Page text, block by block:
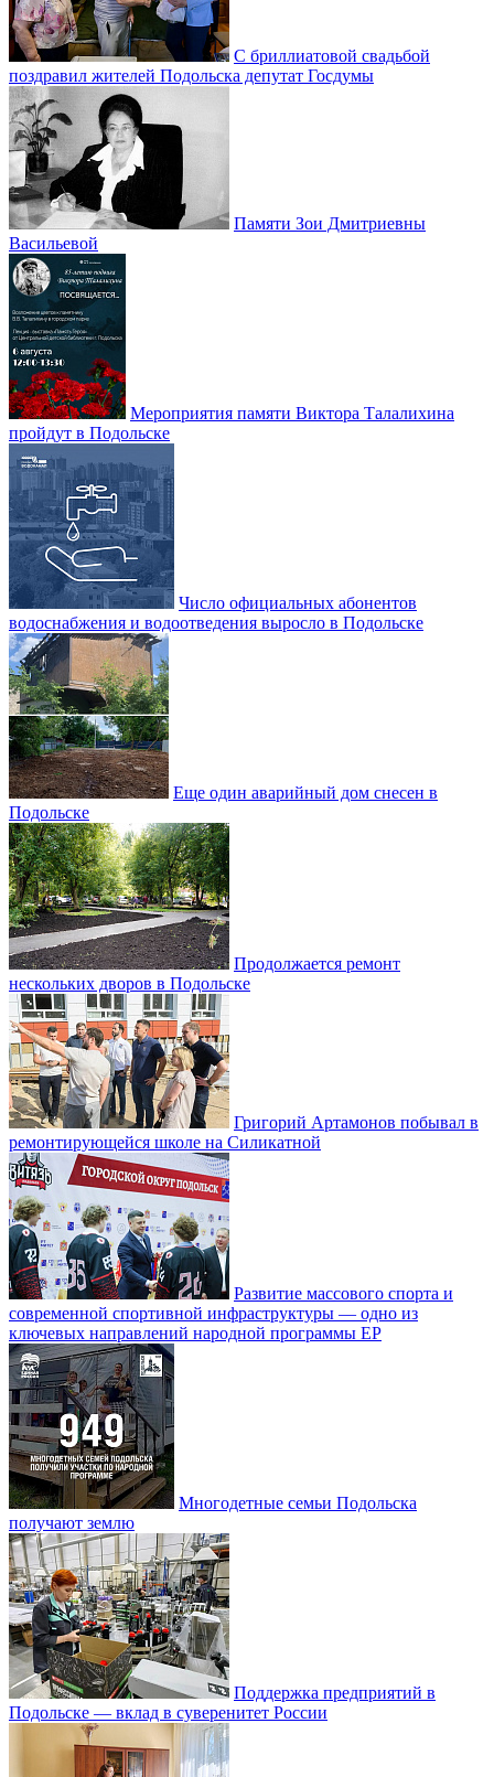
С бриллиатовой свадьбой
поздравил жителей Подольска депутат Госдумы
Памяти Зои Дмитриевны
Васильевой
Мероприятия памяти Виктора Талалихина
пройдут в Подольске
Число официальных абонентов
водоснабжения и водоотведения выросло в Подольске
Еще один аварийный дом снесен в
Подольске
Продолжается ремонт
нескольких дворов в Подольске
Григорий Артамонов побывал в
ремонтирующейся школе на Силикатной
Развитие массового спорта и
современной спортивной инфраструктуры — одно из
ключевых направлений народной программы ЕР
Многодетные семьи Подольска
получают землю
Поддержка предприятий в
Подольске — вклад в суверенитет России